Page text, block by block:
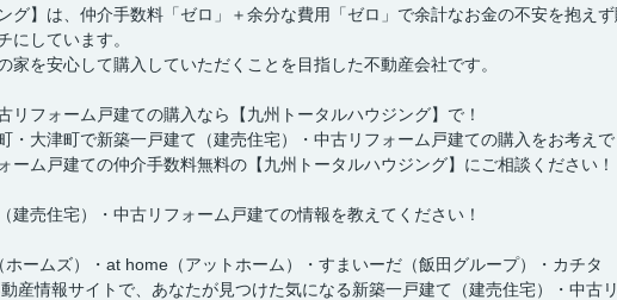
グ】は、仲介手数料「ゼロ」＋余分な費用「ゼロ」で余計なお金の不安を抱え
にしています。
家を安心して購入していただくことを目指した不動産会社です。
リフォーム戸建ての購入なら【九州トータルハウジング】で！
・大津町で新築一戸建て（建売住宅）・中古リフォーム戸建ての購入をお考え
ーム戸建ての仲介手数料無料の【九州トータルハウジング】にご相談ください！
建売住宅）・中古リフォーム戸建ての情報を教えてください！
ームズ）・at home（アットホーム）・すまいーだ（飯田グループ）・カチタ
産情報サイトで、あなたが見つけた気になる新築一戸建て（建売住宅）・中古